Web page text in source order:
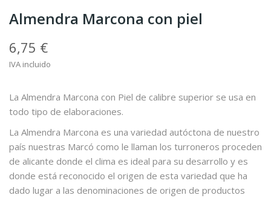
Almendra Marcona con piel
6,75 €
IVA incluido
La Almendra Marcona con Piel de calibre superior se usa en
todo tipo de elaboraciones.
La Almendra Marcona es una variedad autóctona de nuestro
país nuestras Marcó como le llaman los turroneros proceden
de alicante donde el clima es ideal para su desarrollo y es
donde está reconocido el origen de esta variedad que ha
dado lugar a las denominaciones de origen de productos